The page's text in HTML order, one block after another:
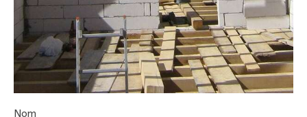
Nom